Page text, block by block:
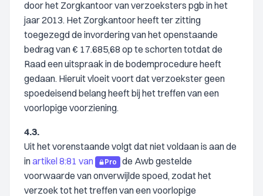
door het Zorgkantoor van verzoeksters pgb in het
jaar 2013. Het Zorgkantoor heeft ter zitting
toegezegd de invordering van het openstaande
bedrag van € 17.685,68 op te schorten totdat de
Raad een uitspraak in de bodemprocedure heeft
gedaan. Hieruit vloeit voort dat verzoekster geen
spoedeisend belang heeft bij het treffen van een
voorlopige voorziening.
4.3.
Uit het vorenstaande volgt dat niet voldaan is aan de
inartikel 8:81 van Pro
de Awb gestelde
voorwaarde van onverwijlde spoed, zodat het
verzoek tot het treffen van een voorlopige